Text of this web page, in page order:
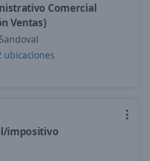
Comercial
Ventas)
ubicaciones
impositivo